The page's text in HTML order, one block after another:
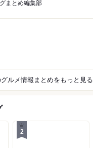
まとめ編集部
ルメ情報まとめをもっと見る
2